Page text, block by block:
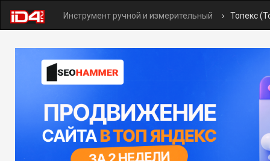
Инструмент ручной и измерительный Топекс